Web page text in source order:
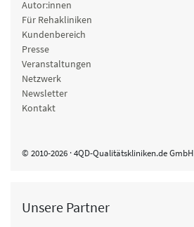
Autor:innen
Für Rehakliniken
Kundenbereich
Presse
Veranstaltungen
Netzwerk
Newsletter
Kontakt
© 2010-2026 · 4QD-Qualitätskliniken.de GmbH
Unsere Partner